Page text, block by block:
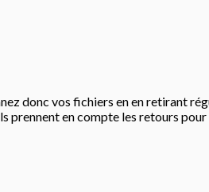
donc vos fichiers en en retirant
prennent en compte les retours